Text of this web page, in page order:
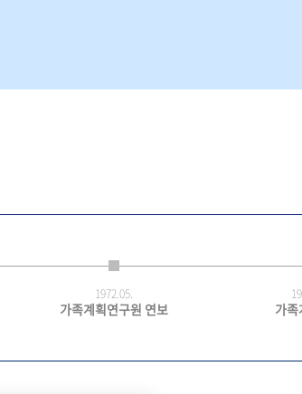
1972.05.
가족계획연구원 연보 가